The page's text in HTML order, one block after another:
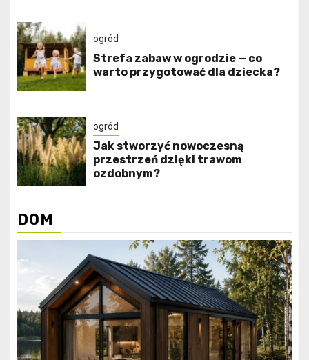
ogród
Strefa zabaw w ogrodzie — co
warto przygotować dla dziecka?
ogród
Jak stworzyć nowoczesną
przestrzeń dzięki trawom
ozdobnym?
DOM